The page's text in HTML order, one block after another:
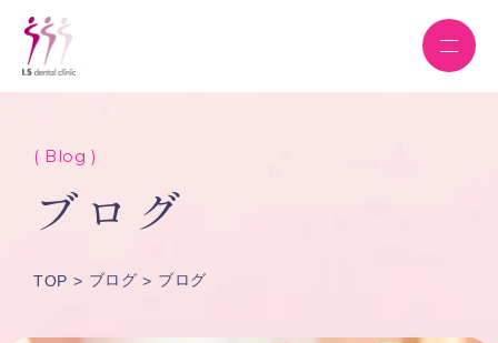
( Blog )
ブログ
TOP ブログ ブログ